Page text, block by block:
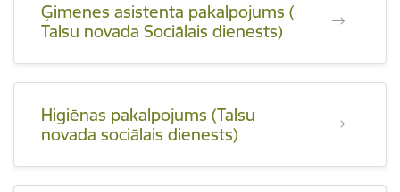
Ģimenes asistenta pakalpojums (
Talsu novada Sociālais dienests)
Higiēnas pakalpojums (Talsu
novada sociālais dienests)